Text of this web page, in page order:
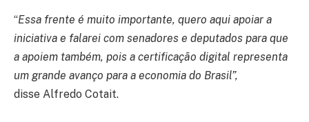
“Essa frente é muito importante, quero aqui apoiar a
iniciativa e falarei com senadores e deputados para que
a apoiem também, pois a certificação digital representa
um grande avanço para a economia do Brasil”,
disse Alfredo Cotait.